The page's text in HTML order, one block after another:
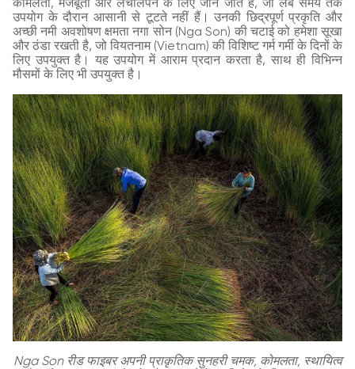
कोमलता, मजबूती और लचीलेपन के लिए जाने जाते हैं, जो लंबे समय तक
उपयोग के दौरान आसानी से टूटते नहीं हैं। उनकी छिद्रपूर्ण प्रकृति और
अच्छी नमी अवशोषण क्षमता नगा सोन (Nga Son) की चटाई को हमेशा सूखा
और ठंडा रखती है, जो वियतनाम (Vietnam) की विशिष्ट गर्म गर्मी के दिनों के
लिए उपयुक्त है। यह उपयोग में आराम प्रदान करता है, साथ ही विभिन्न
मौसमों के लिए भी उपयुक्त है।
Nga Son रीड फाइबर अपनी प्राकृतिक सुनहरी चमक, कोमलता, स्थायित्व